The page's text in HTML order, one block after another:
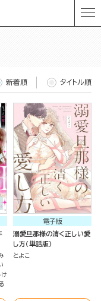
新着順 タイトル順
け
電子版
溺愛旦那様の清く正しい愛
し方（単話版）
とよこ